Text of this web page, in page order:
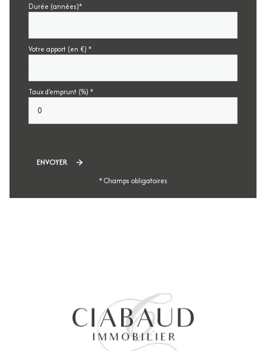
Durée (années)*
Votre apport (en €) *
Taux d'emprunt (%) *
ENVOYER
* Champs obligatoires